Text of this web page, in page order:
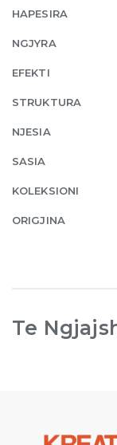
120
Rectified
quantity
HAPESIRA
NGJYRA
EFEKTI
STRUKTURA
NJESIA
SASIA
KOLEKSIONI
ORIGJINA
Te